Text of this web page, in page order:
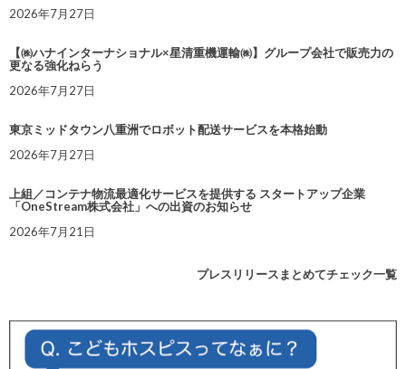
2026年7月27日
【㈱ハナインターナショナル×星清重機運輸㈱】グループ会社で販売力の
更なる強化ねらう
2026年7月27日
東京ミッドタウン八重洲でロボット配送サービスを本格始動
2026年7月27日
上組／コンテナ物流最適化サービスを提供する スタートアップ企業
「OneStream株式会社」への出資のお知らせ
2026年7月21日
プレスリリースまとめてチェック一覧